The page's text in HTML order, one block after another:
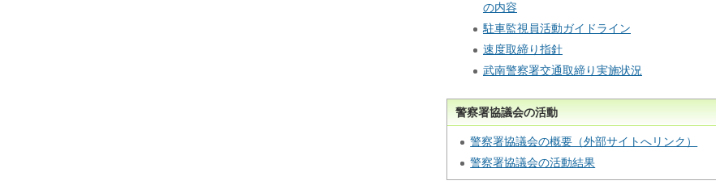
の内容
駐車監視員活動ガイドライン
速度取締り指針
武南警察署交通取締り実施状況
警察署協議会の活動
警察署協議会の概要（外部サイトへリンク）
警察署協議会の活動結果